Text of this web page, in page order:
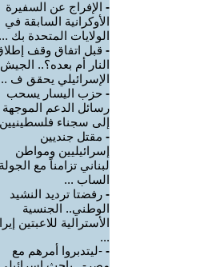
- الإفراج عن السفيرة
الأوكرانية السابقة في
الولايات المتحدة بك ...
- قبل اتفاق وقف
النار أم بعده؟.. الجيش
الإسرائيلي يحقق ف
- حزب اليسار يسحب
رسائل الدعم الموجهة
إلى سجناء فلسطينيين
- مقتل جنديين
إسرائيليين ومواطن
لبناني تزامناً مع الجولة
الساب ...
- رفضتا ترديد النشيد
الوطني.. الجنسية
الأسترالية للاعبتين إيرا
...
- -ليتدبروا أمرهم مع